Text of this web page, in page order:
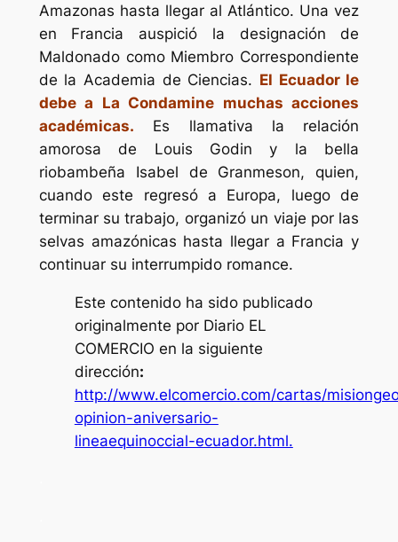
Amazonas hasta llegar al Atlántico. Una vez
en Francia auspició la designación de
Maldonado como Miembro Correspondiente
de la Academia de Ciencias. El Ecuador le
debe a La Condamine muchas acciones
académicas. Es llamativa la relación
amorosa de Louis Godin y la bella
riobambeña Isabel de Granmeson, quien,
cuando este regresó a Europa, luego de
terminar su trabajo, organizó un viaje por las
selvas amazónicas hasta llegar a Francia y
continuar su interrumpido romance.
Este contenido ha sido publicado
originalmente por Diario EL
COMERCIO en la siguiente
dirección:
http://www.elcomercio.com/cartas/
opinion-aniversario-
lineaequinoccial-ecuador.html.